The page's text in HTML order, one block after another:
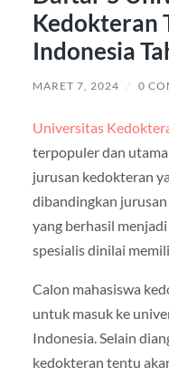
Kedokteran
Indonesia
MARET 7, 2024 / 0
Universitas
terpopuler dan
jurusan kedokteran
dibandingkan
yang berhasil
spesialis dinilai
Calon mahasiswa
untuk masuk ke
Indonesia. Selain
kedokteran tentu